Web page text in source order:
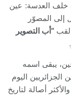
خلف العدسة: عين
إلى المصوّر
لقب “أب التصوير
يبقى اسمه
اليوم
أصالة لتاريخ